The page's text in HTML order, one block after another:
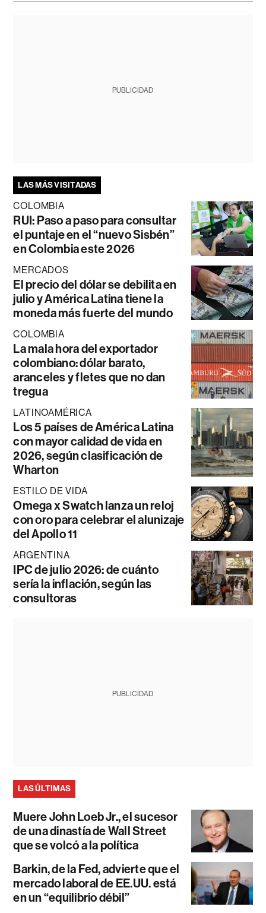
PUBLICIDAD
LAS MÁS VISITADAS
COLOMBIA
RUI: Paso a paso para consultar
el puntaje en el “nuevo Sisbén”
en Colombia este 2026
MERCADOS
El precio del dólar se debilita en
julio y América Latina tiene la
moneda más fuerte del mundo
COLOMBIA
La mala hora del exportador
colombiano: dólar barato,
aranceles y fletes que no dan
tregua
LATINOAMÉRICA
Los 5 países de América Latina
con mayor calidad de vida en
2026, según clasificación de
Wharton
ESTILO DE VIDA
Omega x Swatch lanza un reloj
con oro para celebrar el alunizaje
del Apollo 11
ARGENTINA
IPC de julio 2026: de cuánto
sería la inflación, según las
consultoras
PUBLICIDAD
LAS ÚLTIMAS
Muere John Loeb Jr., el sucesor
de una dinastía de Wall Street
que se volcó a la política
Barkin, de la Fed, advierte que el
mercado laboral de EE.UU. está
en un “equilibrio débil”